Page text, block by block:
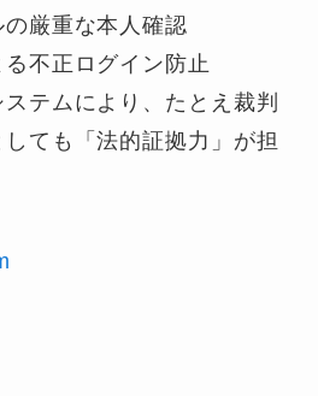
厳重な本人確認
不正ログイン防止
テムにより、たとえ裁判
ても「法的証拠力」が担